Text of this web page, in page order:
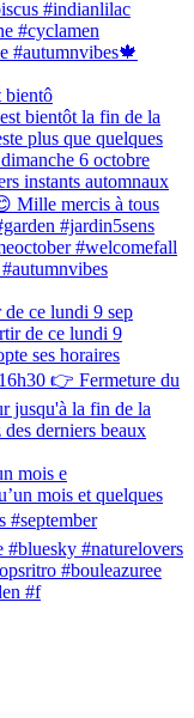
bientô
ce lundi 9 sep
mois e
#f